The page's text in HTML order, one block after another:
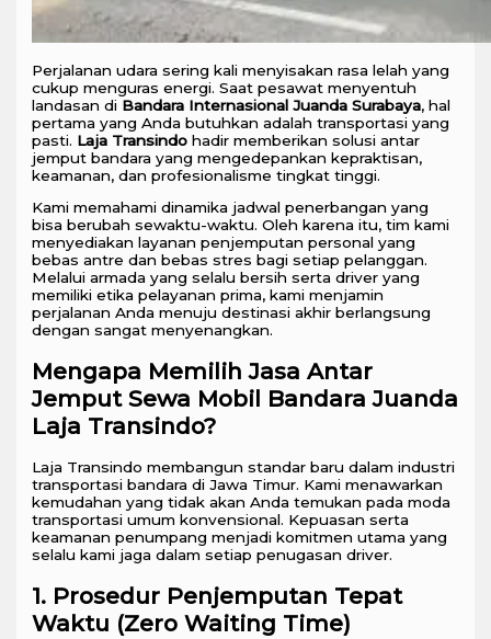
Perjalanan udara sering kali menyisakan rasa lelah yang
cukup menguras energi. Saat pesawat menyentuh
landasan di Bandara Internasional Juanda Surabaya, hal
pertama yang Anda butuhkan adalah transportasi yang
pasti. Laja Transindo hadir memberikan solusi antar
jemput bandara yang mengedepankan kepraktisan,
keamanan, dan profesionalisme tingkat tinggi.
Kami memahami dinamika jadwal penerbangan yang
bisa berubah sewaktu-waktu. Oleh karena itu, tim kami
menyediakan layanan penjemputan personal yang
bebas antre dan bebas stres bagi setiap pelanggan.
Melalui armada yang selalu bersih serta driver yang
memiliki etika pelayanan prima, kami menjamin
perjalanan Anda menuju destinasi akhir berlangsung
dengan sangat menyenangkan.
Mengapa Memilih Jasa Antar
Jemput Sewa Mobil Bandara Juanda
Laja Transindo?
Laja Transindo membangun standar baru dalam industri
transportasi bandara di Jawa Timur. Kami menawarkan
kemudahan yang tidak akan Anda temukan pada moda
transportasi umum konvensional. Kepuasan serta
keamanan penumpang menjadi komitmen utama yang
selalu kami jaga dalam setiap penugasan driver.
1. Prosedur Penjemputan Tepat
Waktu (Zero Waiting Time)